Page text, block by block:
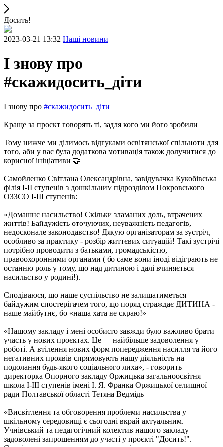
Досить!
2023-03-21 13:32 Наші новини
І знову про
#скажидосить_діти
І знову про #скажидосить_діти
Краще за проєкт говорять ті, задля кого ми його зробили
Тому нижче ми ділимось відгуками освітянської спільноти для
того, аби у вас була додаткова мотивація також долучитися до
корисної ініціативи 🤝
Самойленко Світлана Олександрівна, завідувачка Кукобівська
філія І-ІІ ступенів з дошкільним підрозділом Покровського
ОЗЗСО І-ІІІ ступенів:
«Домашнє насильство! Скільки зламаних доль, втрачених
життів! Байдужість оточуючих, неуважність педагогів,
недосконале законодавство! Дякую організаторам за зустріч,
особливо за практику - розбір життєвих ситуацій! Такі зустрічі
потрібно проводити з батьками, громадськістю,
правоохоронними органами ( бо саме вони іноді відіграють не
останню роль у тому, що над дитиною і далі вчиняється
насильство у родині!).
Сподіваюся, що наше суспільство не залишатиметься
байдужим спостерігачем того, що поряд страждає ДИТИНА -
наше майбутнє, бо «наша хата не скраю!»
«Нашому закладу і мені особисто завжди було важливо брати
участь у нових проєктах. Це — найбільше задоволення у
роботі. А втілення нових форм попередження насилля та його
негативних проявів спрямовують нашу діяльність на
подолання будь-якого соціального лиха», - говорить
директорка Опорного закладу Оржицька загальноосвітня
школа І-ІІІ ступенів імені І. Я. Франка Оржицької селищної
ради Полтавської області Тетяна Ведмідь
«Висвітлення та обговорення проблеми насильства у
шкільному середовищі є сьогодні вкрай актуальним.
Учнівський та педагогічний колектив нашого закладу
задоволені запрошенням до участі у проєкті "Досить!".